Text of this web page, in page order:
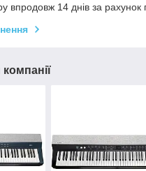
впродовж 14 днів за рахунок